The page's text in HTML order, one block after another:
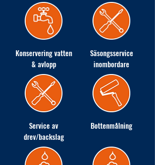
Konservering vatten
& avlopp
Säsongsservice
inombordare
Service av
drev/backslag
Bottenmålning